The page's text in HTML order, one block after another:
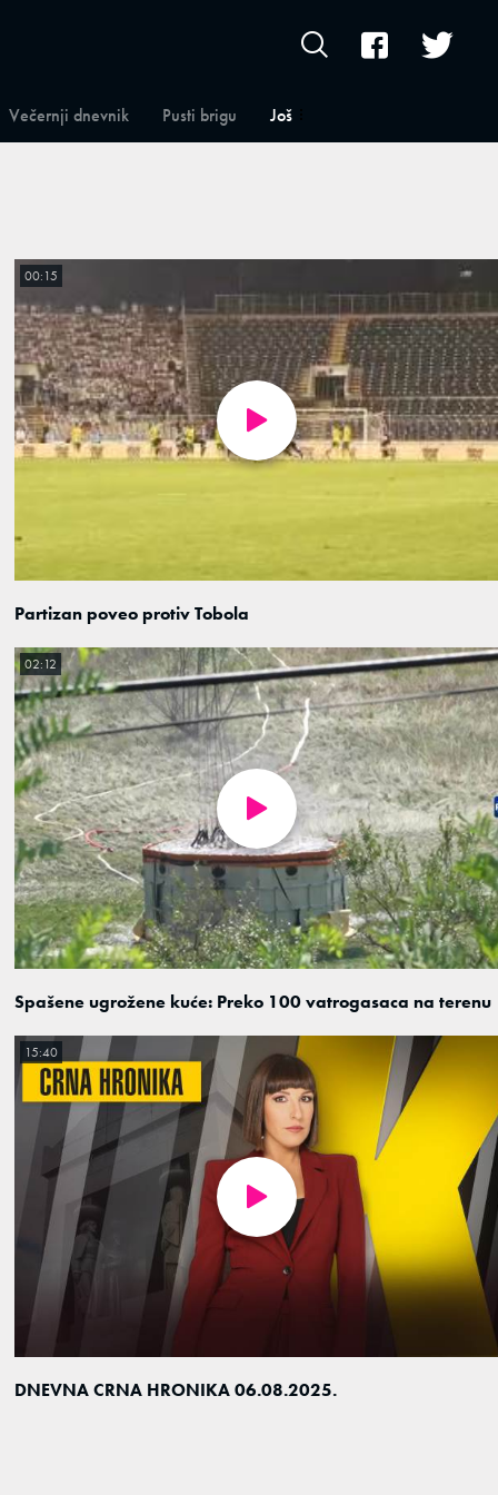
Večernji dnevnik Pusti brigu Još
Partizan poveo protiv Tobola
00:15
Spašene ugrožene kuće: Preko 100 vatrogasaca na terenu
02:12
DNEVNA CRNA HRONIKA 06.08.2025.
15:40